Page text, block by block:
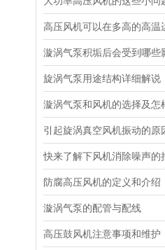
漩涡气泵积垢后会受到哪些
旋涡气泵用途结构详细解说
快来了解下风机消除噪声的
防腐高压风机的定义和介绍
漩涡气泵的配管与配线
高压鼓风机注意事项和维护